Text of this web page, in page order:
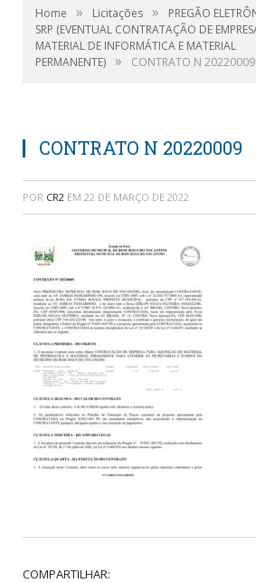
Home » Licitações »
PREGÃO
SRP (EVENTUAL CONTRATAÇÃO DE
MATERIAL DE INFORMÁTICA E MATERIAL
PERMANENTE) » CONTRATO N 20220009
CONTRATO N 20220009
POR CR2 EM 22 DE MARÇO DE 2022
COMPARTILHAR: